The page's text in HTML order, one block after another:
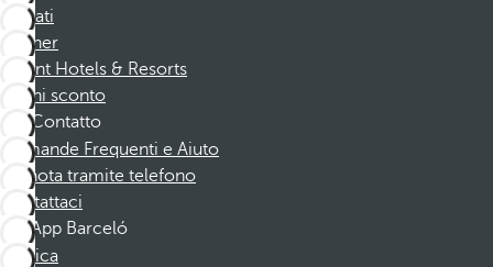
Affiliati
Partner
Dorint Hotels & Resorts
Buoni sconto
Contatto
Domande Frequenti e Aiuto
Prenota tramite telefono
Contattaci
App Barceló
Scarica